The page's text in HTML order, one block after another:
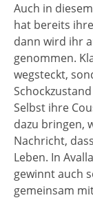
Auch in
hat bereits
dann wird ihr
genommen.
wegsteckt,
Selbst ihre
dazu bringen,
Nachricht,
Leben. In
gewinnt auch
gemeinsam